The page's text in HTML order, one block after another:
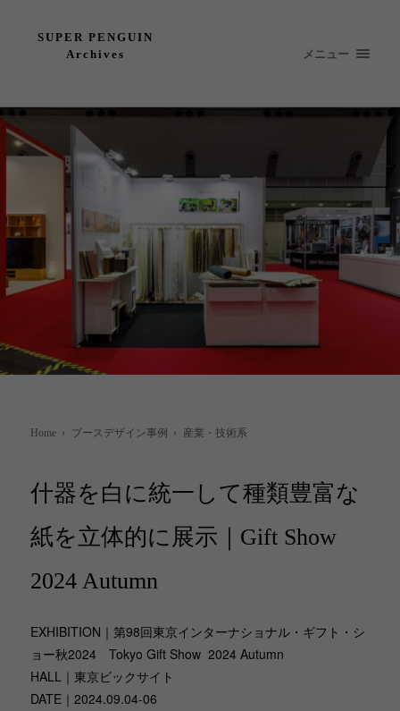
SUPER PENGUIN
Archives
メニュー
Home › ブースデザイン事例 › 産業・技術系
什器を白に統一して種類豊富な
紙を立体的に展示｜Gift Show
2024 Autumn
EXHIBITION｜第98回東京インターナショナル・ギフト・シ
ョー秋2024 Tokyo Gift Show 2024 Autumn
HALL｜東京ビックサイト
DATE｜2024.09.04-06